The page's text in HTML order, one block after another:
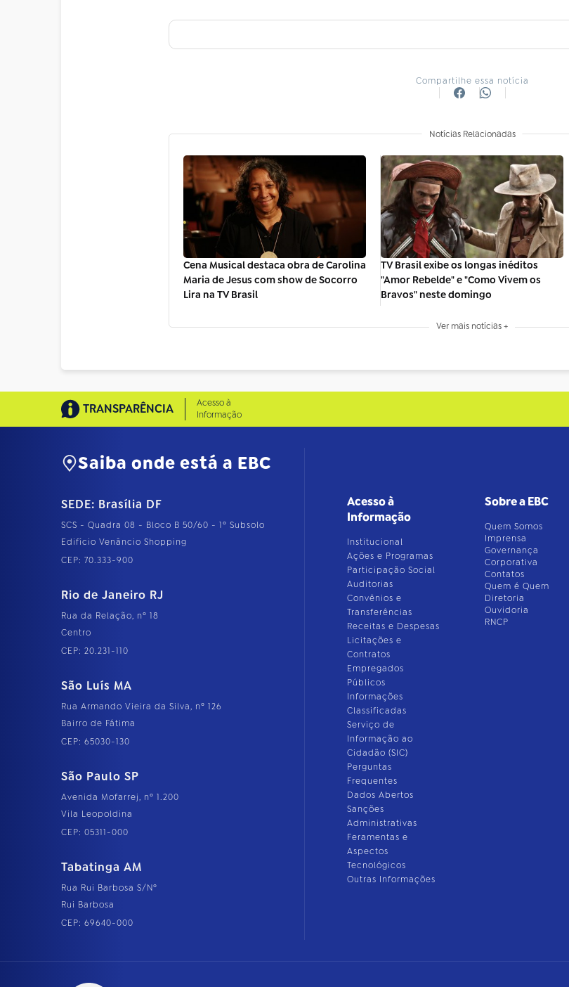
Compartilhe essa notícia
Notícias Relacionadas
Cena Musical destaca obra de Carolina
Maria de Jesus com show de Socorro
Lira na TV Brasil
TV Brasil exibe os longas inéditos
"Amor Rebelde" e "Como Vivem os
Bravos" neste domingo
Ver mais notícias +
TRANSPARÊNCIA
Acesso à
Informação
Saiba onde está a EBC
SEDE: Brasília DF
SCS - Quadra 08 - Bloco B 50/60 - 1º Subsolo
Edifício Venâncio Shopping
CEP: 70.333-900
Rio de Janeiro RJ
Rua da Relação, nº 18
Centro
CEP: 20.231-110
São Luís MA
Rua Armando Vieira da Silva, nº 126
Bairro de Fátima
CEP: 65030-130
São Paulo SP
Avenida Mofarrej, nº 1.200
Vila Leopoldina
CEP: 05311-000
Tabatinga AM
Rua Rui Barbosa S/Nº
Rui Barbosa
CEP: 69640-000
Acesso à
Informação
Institucional
Ações e Programas
Participação Social
Auditorias
Convênios e
Transferências
Receitas e Despesas
Licitações e
Contratos
Empregados
Públicos
Informações
Classificadas
Serviço de
Informação ao
Cidadão (SIC)
Perguntas
Frequentes
Dados Abertos
Sanções
Administrativas
Feramentas e
Aspectos
Tecnológicos
Outras Informações
Sobre a EBC
Quem Somos
Imprensa
Governança
Corporativa
Contatos
Quem é Quem
Diretoria
Ouvidoria
RNCP